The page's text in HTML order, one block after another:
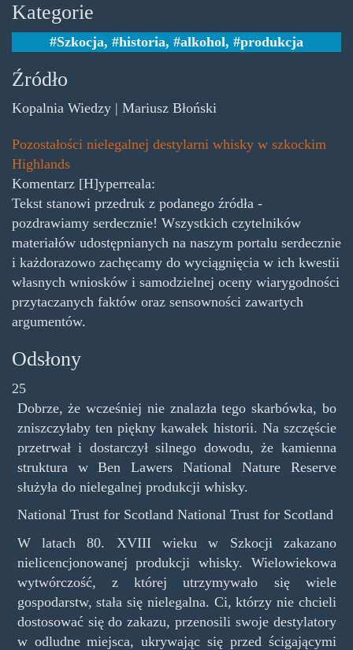
Kategorie
Szkocja, historia, alkohol, produkcja
Źródło
Kopalnia Wiedzy | Mariusz Błoński
Pozostałości nielegalnej destylarni whisky w szkockim
Highlands
Komentarz [H]yperreala:
Tekst stanowi przedruk z podanego źródła -
pozdrawiamy serdecznie! Wszystkich czytelników
materiałów udostępnianych na naszym portalu serdecznie
i każdorazowo zachęcamy do wyciągnięcia w ich kwestii
własnych wniosków i samodzielnej oceny wiarygodności
przytaczanych faktów oraz sensowności zawartych
argumentów.
Odsłony
25
Dobrze, że wcześniej nie znalazła tego skarbówka, bo
zniszczyłaby ten piękny kawałek historii. Na szczęście
przetrwał i dostarczył silnego dowodu, że kamienna
struktura w Ben Lawers National Nature Reserve
służyła do nielegalnej produkcji whisky.
National Trust for Scotland National Trust for Scotland
W latach 80. XVIII wieku w Szkocji zakazano
nielicencjonowanej produkcji whisky. Wielowiekowa
wytwórczość, z której utrzymywało się wiele
gospodarstw, stała się nielegalna. Ci, którzy nie chcieli
dostosować się do zakazu, przenosili swoje destylatory
w odludne miejsca, ukrywając się przed ścigającymi